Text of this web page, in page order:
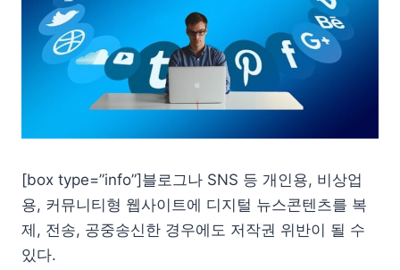
[box type=”info”]블로그나 SNS 등 개인용, 비상업
용, 커뮤니티형 웹사이트에 디지털 뉴스콘텐츠를 복
제, 전송, 공중송신한 경우에도 저작권 위반이 될 수
있다.